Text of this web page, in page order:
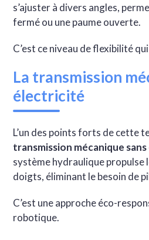
s’ajuster à divers angles,
fermé ou une paume ouverte.
C’est ce niveau de flexibilité
La transmission
électricité
L’un des points forts de cette
transmission mécanique
système hydraulique propulse
doigts, éliminant le besoin de
C’est une approche éco-
robotique.